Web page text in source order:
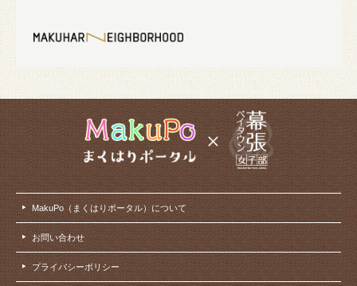
MakuPo（まくはりポータル）について
お問い合わせ
プライバシーポリシー